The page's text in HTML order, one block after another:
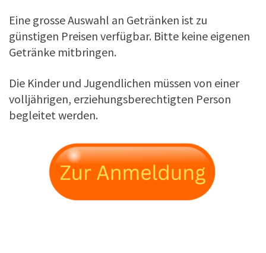
Eine grosse Auswahl an Getränken ist zu
günstigen Preisen verfügbar. Bitte keine eigenen
Getränke mitbringen.
Die Kinder und Jugendlichen müssen von einer
volljährigen, erziehungsberechtigten Person
begleitet werden.